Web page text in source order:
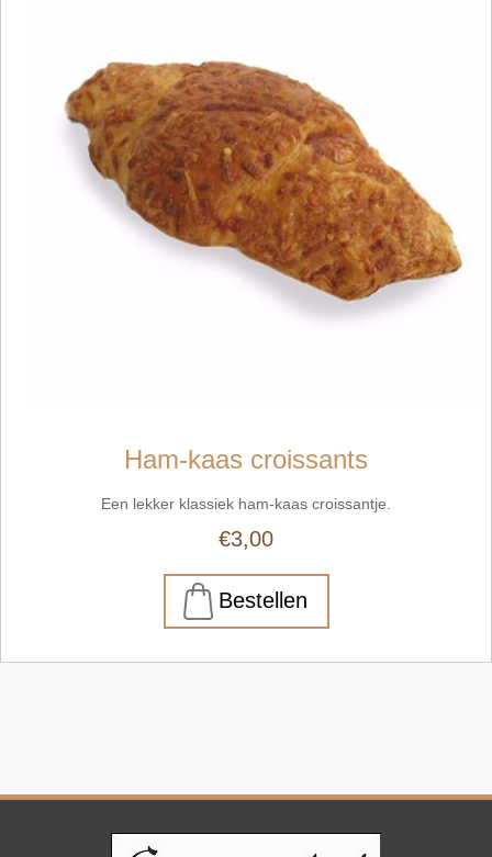
Ham-kaas croissants
Een lekker klassiek ham-kaas croissantje.
€3,00